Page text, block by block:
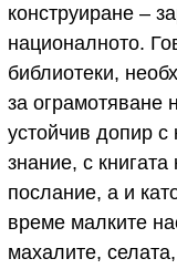
конструиране –
националното.
библиотеки,
за ограмотяване
устойчив допир с
знание, с
послание, а и
време малките
махалите,